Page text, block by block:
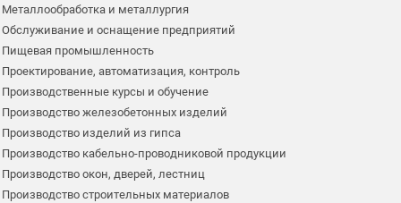
Металлообработка и металлургия
Обслуживание и оснащение предприятий
Пищевая промышленность
Проектирование, автоматизация, контроль
Производственные курсы и обучение
Производство железобетонных изделий
Производство изделий из гипса
Производство кабельно-проводниковой продукции
Производство окон, дверей, лестниц
Производство строительных материалов